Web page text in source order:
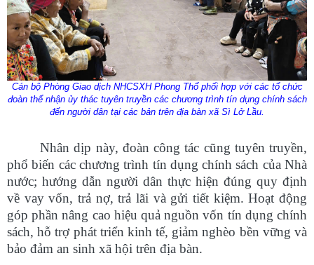
Cán bộ Phòng Giao dịch NHCSXH Phong Thổ phối hợp với các tổ chức
đoàn thể nhận ủy thác tuyên truyền các chương trình tín dụng chính sách
đến người dân tại các bản trên địa bàn xã Sì Lở Lầu.
Nhân dịp này, đoàn công tác cũng tuyên truyền,
phổ biến các chương trình tín dụng chính sách của Nhà
nước; hướng dẫn người dân thực hiện đúng quy định
về vay vốn, trả nợ, trả lãi và gửi tiết kiệm. Hoạt động
góp phần nâng cao hiệu quả nguồn vốn tín dụng chính
sách, hỗ trợ phát triển kinh tế, giảm nghèo bền vững và
bảo đảm an sinh xã hội trên địa bàn.
Số: Số:1862 /KH-UBND
Tên: (KẾ HOẠCH Tuyên truyền ứng dụng khoa học, công nghệ
và đổi mới sáng tạo trên địa bàn xã Sì Lở Lầu giai đoạn 2026 -
2030)
Ngày ban hành: (07/08/2026) - Ngày hiệu lực: (06/08/2026)
(BÁO CÁO Kết quả rà soát, đề xuất điều chỉnh dự toán
kinh phí thực hiện các dự án, nhiệm vụ khoa học, công nghệ,
đổi mới sáng tạo và chuyển đổi số năm 2026)
Ngày ban hành: (07/08/2026) Ngày hiệu lực: (05/08/2026)
Số:Số: 1858/UBND-VP
Tên:(V/v triển khai thực hiện Nghị định số 301/2026/NĐ-CP
ngày 30/7/2026 của Chính phủ)
Ngày ban hành: (07/08/2026) Ngày hiệu lực: (05/08/2026)